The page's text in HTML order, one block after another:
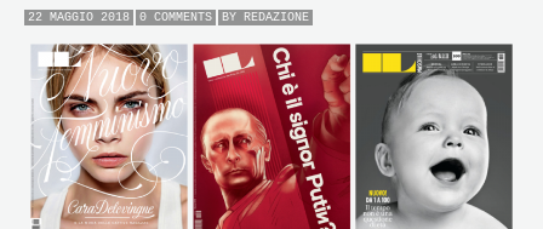
22 MAGGIO 2018 0 COMMENTS BY REDAZIONE